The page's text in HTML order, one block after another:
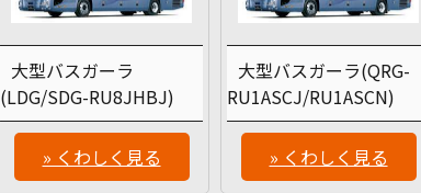
大型バスガーラ
(LDG/SDG-RU8JHBJ)
» くわしく見る
大型バスガーラ(QRG-
RU1ASCJ/RU1ASCN)
» くわしく見る